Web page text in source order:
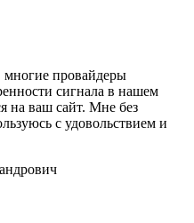
многие провайдеры
сигнала в нашем
на ваш сайт. Мне без
с удовольствием и